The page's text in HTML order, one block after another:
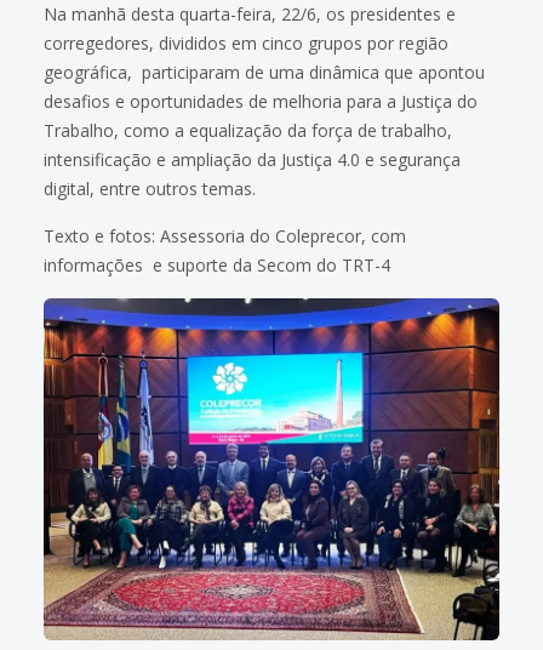
Na manhã desta quarta-feira, 22/6, os presidentes e
corregedores, divididos em cinco grupos por região
geográfica, participaram de uma dinâmica que apontou
desafios e oportunidades de melhoria para a Justiça do
Trabalho, como a equalização da força de trabalho,
intensificação e ampliação da Justiça 4.0 e segurança
digital, entre outros temas.
Texto e fotos: Assessoria do Coleprecor, com
informações e suporte da Secom do TRT-4